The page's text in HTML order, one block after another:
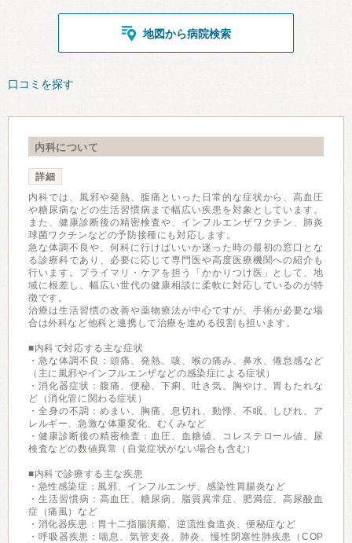
地図から病院検索
口コミを探す
内科について
詳細
内科では、風邪や発熱、腹痛といった日常的な症状から、高血圧
や糖尿病などの生活習慣病まで幅広い疾患を対象としています。
また、健康診断後の精密検査や、インフルエンザワクチン、肺炎
球菌ワクチンなどの予防接種にも対応します。
急な体調不良や、何科に行けばいいか迷った時の最初の窓口とな
る診療科であり、必要に応じて専門医や高度医療機関への紹介も
行います。プライマリ・ケアを担う「かかりつけ医」として、地
域に根差し、幅広い世代の健康相談に柔軟に対応しているのが特
徴です。
治療は生活習慣の改善や薬物療法が中心ですが、手術が必要な場
合は外科など他科と連携して治療を進める役割も担います。
■内科で対応する主な症状
・急な体調不良：頭痛、発熱、咳、喉の痛み、鼻水、倦怠感など
（主に風邪やインフルエンザなどの感染症による症状）
・消化器症状：腹痛、便秘、下痢、吐き気、胸やけ、胃もたれな
ど（消化管に関わる症状）
・全身の不調：めまい、胸痛、息切れ、動悸、不眠、しびれ、ア
レルギー、急激な体重変化、むくみなど
・健康診断後の精密検査：血圧、血糖値、コレステロール値、尿
検査などの数値異常（自覚症状がない場合も含む）
■内科で診療する主な疾患
・急性感染症：風邪、インフルエンザ、感染性胃腸炎など
・生活習慣病：高血圧、糖尿病、脂質異常症、肥満症、高尿酸血
症（痛風）など
・消化器疾患：胃十二指腸潰瘍、逆流性食道炎、便秘症など
・呼吸器疾患：喘息、気管支炎、肺炎、慢性閉塞性肺疾患（COP